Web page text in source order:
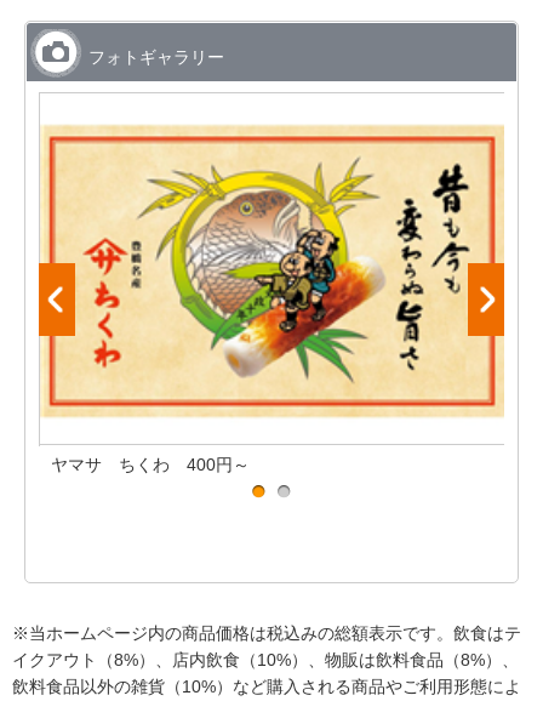
フォトギャラリー
ヤマサ ちくわ 400円～
※当ホームページ内の商品価格は税込みの総額表示です。飲食はテ
イクアウト（8%）、店内飲食（10%）、物販は飲料食品（8%）、
飲料食品以外の雑貨（10%）など購入される商品やご利用形態によ